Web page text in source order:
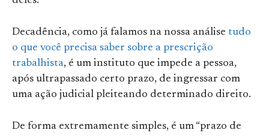
Decadência, como já falamos na nossa análise tudo
o que você precisa saber sobre a prescrição
trabalhista, é um instituto que impede a pessoa,
após ultrapassado certo prazo, de ingressar com
uma ação judicial pleiteando determinado direito.
De forma extremamente simples, é um “prazo de